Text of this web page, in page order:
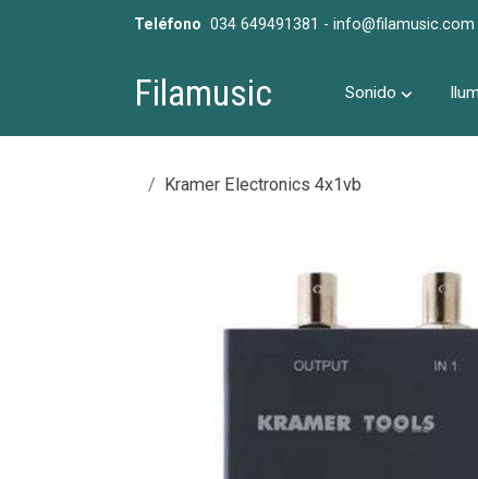
Teléfono 034 649491381 - info@filamusic.com
Filamusic Sonido
Kramer Electronics 4x1vb